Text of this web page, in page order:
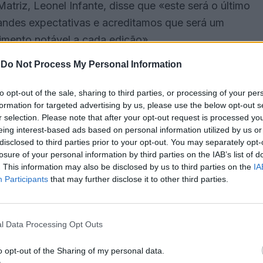
Do Not Process My Personal Information
opt-out of the sale, sharing to third parties, or processing of your
for targeted advertising by us, please use the below opt-out
selection. Please note that after your opt-out request is processed
interest-based ads based on personal information utilized by us
to third parties prior to your opt-out. You may separately
of your personal information by third parties on the IAB’s list of
This information may also be disclosed by us to third parties on the
Participants that may further disclose it to other third parties.
Data Processing Opt Outs
opt-out of the Sharing of my personal data.
Leonel Infante, disse que «este será o último
expectativas e acreditamos que será um
notável a cada edição».
pensadas para melhorar a experiência,
vamos alterar o local do lanche, tornando o
estar das crianças e que esperamos ser bem
é a sua ligação à comunidade, com a
Embora os grupos ainda estejam a ser
à adesão. «Esperamos uma enchente como
sua abordagem única, marcada pela
mais luxuosos de outras regiões. «O